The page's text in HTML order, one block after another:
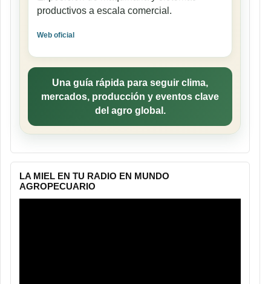
productivos a escala comercial.
Web oficial
Una guía rápida para seguir clima,
mercados, producción y eventos clave
del agro global.
LA MIEL EN TU RADIO EN MUNDO
AGROPECUARIO